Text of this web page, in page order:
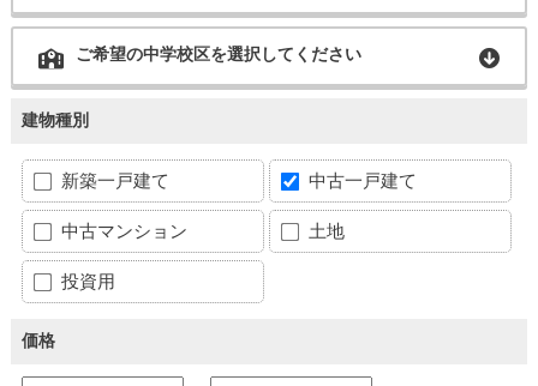
ご希望の中学校区を選択してください
建物種別
新築一戸建て 中古一戸建て
中古マンション 土地
投資用
価格